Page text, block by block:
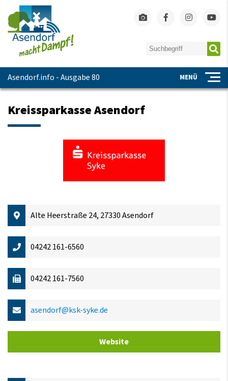
Asendorf.info - Ausgabe 80 MENÜ
Kreissparkasse Asendorf
Alte Heerstraße 24, 27330 Asendorf
04242 161-6560
04242 161-7560
asendorf@ksk-syke.de
Website